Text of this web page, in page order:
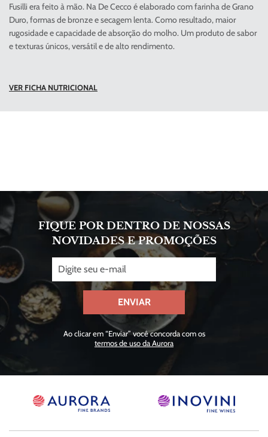
Fusilli era feito à mão. Na De Cecco é elaborado com farinha de Grano
Duro, formas de bronze e secagem lenta. Como resultado, maior
rugosidade e capacidade de absorção do molho. Um produto de sabor
e texturas únicos, versátil e de alto rendimento.
VER FICHA NUTRICIONAL
FIQUE POR DENTRO DE NOSSAS
NOVIDADES E PROMOÇÕES
ENVIAR
Ao clicar em “Enviar” você concorda com os
termos de uso da Aurora